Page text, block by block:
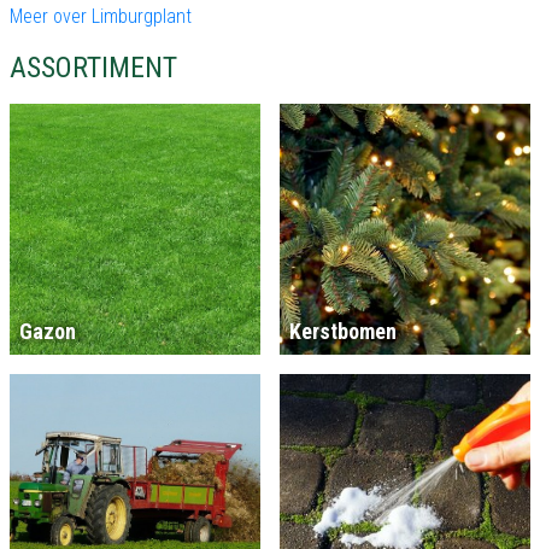
Meer over Limburgplant
ASSORTIMENT
Gazon Kerstbomen